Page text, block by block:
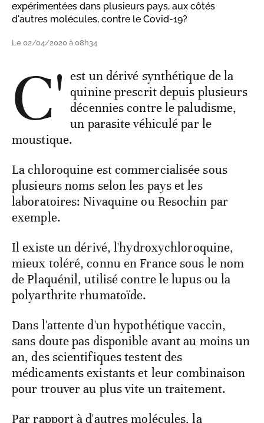
expérimentées dans plusieurs pays, aux côtés
d'autres molécules, contre le Covid-19?
Le 02/04/2020 à 08h34
C' est un dérivé synthétique de la
quinine prescrit depuis plusieurs
décennies contre le paludisme,
un parasite véhiculé par le
moustique.
La chloroquine est commercialisée sous
plusieurs noms selon les pays et les
laboratoires: Nivaquine ou Resochin par
exemple.
Il existe un dérivé, l'hydroxychloroquine,
mieux toléré, connu en France sous le nom
de Plaquénil, utilisé contre le lupus ou la
polyarthrite rhumatoïde.
Dans l'attente d'un hypothétique vaccin,
sans doute pas disponible avant au moins un
an, des scientifiques testent des
médicaments existants et leur combinaison
pour trouver au plus vite un traitement.
Par rapport à d'autres molécules, la